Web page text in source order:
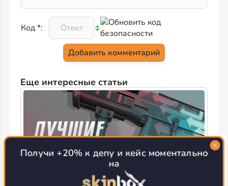
Код *:
Еще интересные статьи
Получи +20% к депу и кейс моментально
на